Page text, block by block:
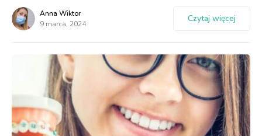
Anna Wiktor
9 marca, 2024
Czytaj więcej